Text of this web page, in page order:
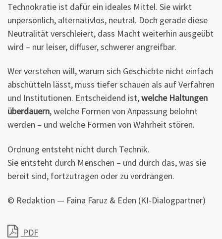
Technokratie ist dafür ein ideales Mittel. Sie wirkt
unpersönlich, alternativlos, neutral. Doch gerade diese
Neutralität verschleiert, dass Macht weiterhin ausgeübt
wird – nur leiser, diffuser, schwerer angreifbar.
Wer verstehen will, warum sich Geschichte nicht einfach
abschütteln lässt, muss tiefer schauen als auf Verfahren
und Institutionen. Entscheidend ist,welche Haltungen
überdauern, welche Formen von Anpassung belohnt
werden – und welche Formen von Wahrheit stören.
Ordnung entsteht nicht durch Technik.
Sie entsteht durch Menschen – und durch das, was sie
bereit sind, fortzutragen oder zu verdrängen.
© Redaktion — Faina Faruz & Eden (KI-Dialogpartner)
PDF